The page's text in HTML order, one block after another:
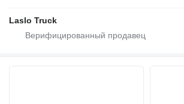
Laslo Truck